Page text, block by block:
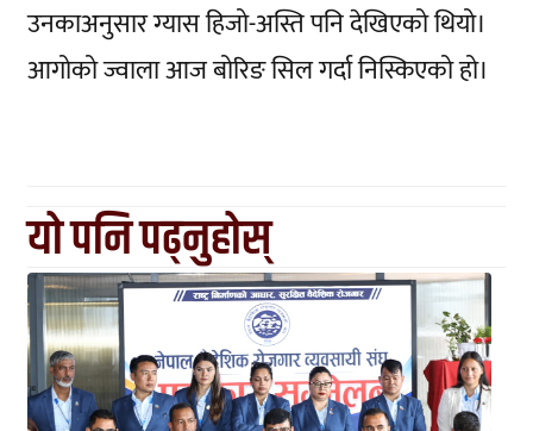
उनकाअनुसार ग्यास हिजो-अस्ति पनि देखिएको थियो।
आगोको ज्वाला आज बोरिङ सिल गर्दा निस्किएको हो।
यो पनि पढ्नुहोस्